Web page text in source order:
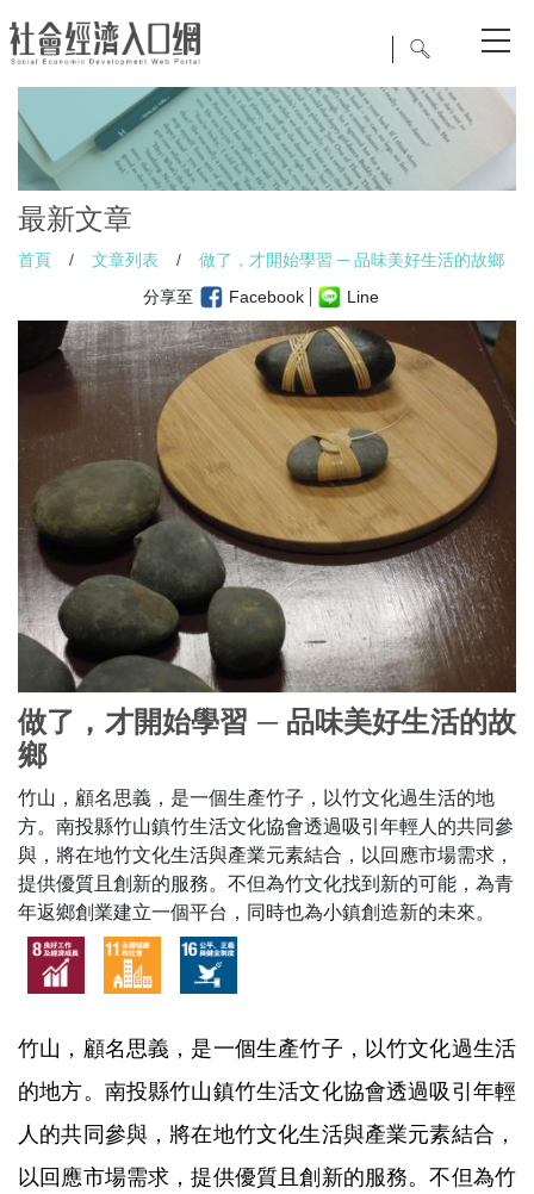
最新文章
首頁 / 文章列表 /
做了，才開始學習 ─ 品味美好生活的故鄉
分享至
Facebook Line
做了，才開始學習 ─ 品味美好生活的故
鄉
竹山，顧名思義，是一個生產竹子，以竹文化過生活的地
方。南投縣竹山鎮竹生活文化協會透過吸引年輕人的共同參
與，將在地竹文化生活與產業元素結合，以回應市場需求，
提供優質且創新的服務。不但為竹文化找到新的可能，為青
年返鄉創業建立一個平台，同時也為小鎮創造新的未來。
竹山，顧名思義，是一個生產竹子，以竹文化過生活
的地方。南投縣竹山鎮竹生活文化協會透過吸引年輕
人的共同參與，將在地竹文化生活與產業元素結合，
以回應市場需求，提供優質且創新的服務。不但為竹